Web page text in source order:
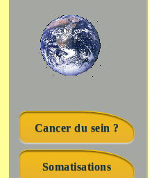
Cancer du sein ?
Somatisations